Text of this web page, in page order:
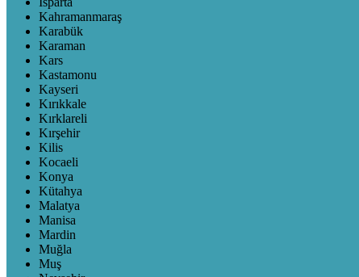
Kahramanmaraş
Karabük
Karaman
Kars
Kastamonu
Kayseri
Kırıkkale
Kırklareli
Kırşehir
Kilis
Kocaeli
Konya
Kütahya
Malatya
Manisa
Mardin
Muğla
Muş